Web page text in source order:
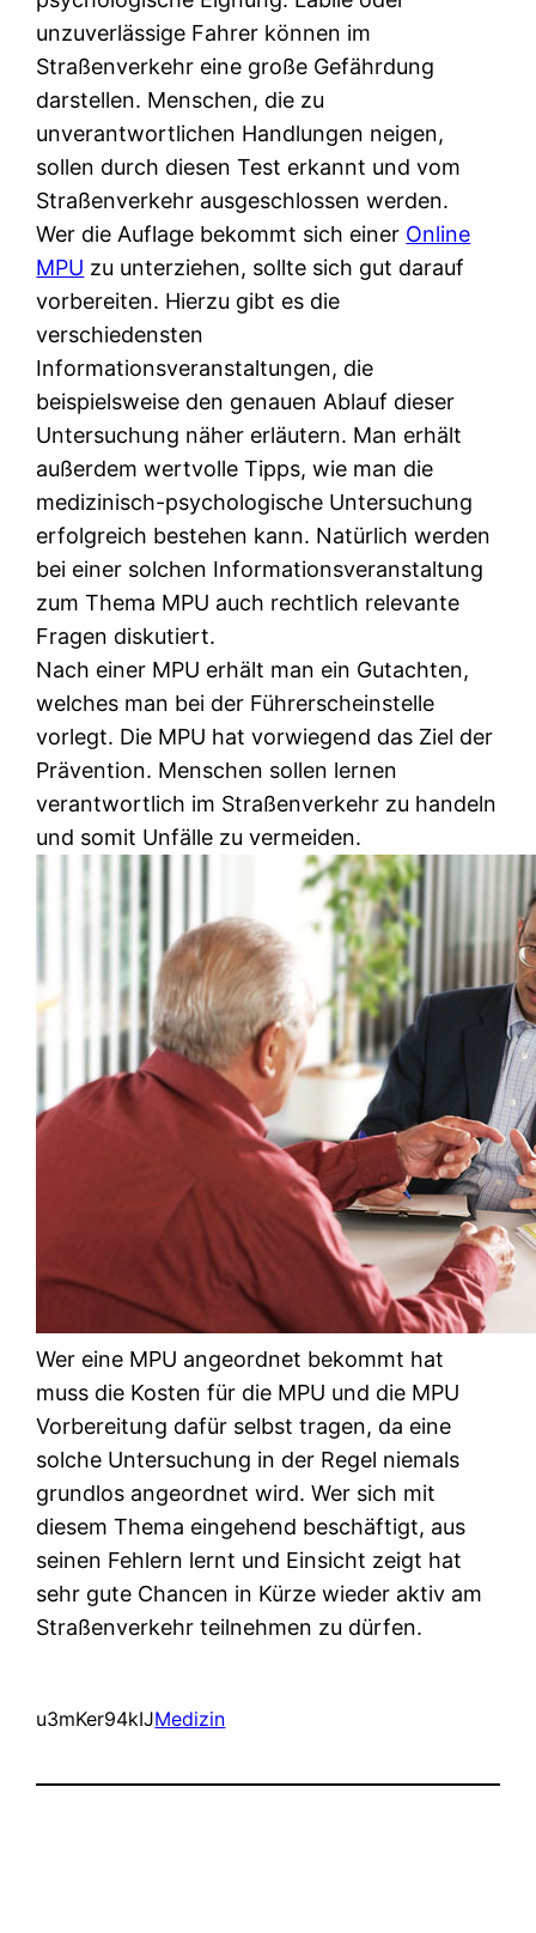
unzuverlässige Fahrer können im
Straßenverkehr eine große Gefährdung
darstellen. Menschen, die zu
unverantwortlichen Handlungen neigen,
sollen durch diesen Test erkannt und vom
Straßenverkehr ausgeschlossen werden.
Wer die Auflage bekommt sich einer Online
MPU zu unterziehen, sollte sich gut darauf
vorbereiten. Hierzu gibt es die
verschiedensten
Informationsveranstaltungen, die
beispielsweise den genauen Ablauf dieser
Untersuchung näher erläutern. Man erhält
außerdem wertvolle Tipps, wie man die
medizinisch-psychologische Untersuchung
erfolgreich bestehen kann. Natürlich werden
bei einer solchen Informationsveranstaltung
zum Thema MPU auch rechtlich relevante
Fragen diskutiert.
Nach einer MPU erhält man ein Gutachten,
welches man bei der Führerscheinstelle
vorlegt. Die MPU hat vorwiegend das Ziel der
Prävention. Menschen sollen lernen
verantwortlich im Straßenverkehr zu handeln
und somit Unfälle zu vermeiden.
Wer eine MPU angeordnet bekommt hat
muss die Kosten für die MPU und die MPU
Vorbereitung dafür selbst tragen, da eine
solche Untersuchung in der Regel niemals
grundlos angeordnet wird. Wer sich mit
diesem Thema eingehend beschäftigt, aus
seinen Fehlern lernt und Einsicht zeigt hat
sehr gute Chancen in Kürze wieder aktiv am
Straßenverkehr teilnehmen zu dürfen.
u3mKer94kIJMedizin